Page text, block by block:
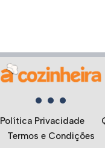
Política Privacidade
Termos e Condições